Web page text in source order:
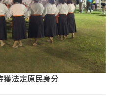
獲法定原民身分